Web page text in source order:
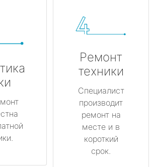
Ремонт
техники
Специалист
производит
ремонт на
месте и в
короткий
срок.